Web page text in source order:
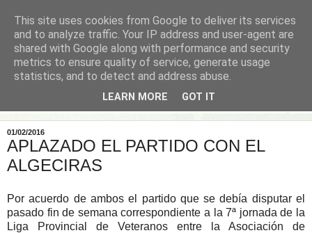
01/02/2016
APLAZADO EL PARTIDO CON EL
ALGECIRAS
Por acuerdo de ambos el partido que se debía disputar el
pasado fin de semana correspondiente a la 7ª jornada de la
Liga Provincial de Veteranos entre la Asociación de
This site uses cookies from Google to deliver its services
and to analyze traffic. Your IP address and user-agent are
shared with Google along with performance and security
metrics to ensure quality of service, generate usage
statistics, and to detect and address abuse.
LEARN MORE GOT IT